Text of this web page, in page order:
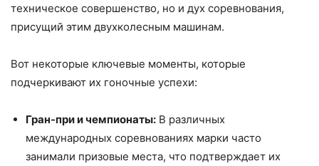
техническое совершенство, но и дух соревнования,
присущий этим двухколесным машинам.
Вот некоторые ключевые моменты, которые
подчеркивают их гоночные успехи:
Гран-при и чемпионаты: В различных
международных соревнованиях марки часто
занимали призовые места, что подтверждает их